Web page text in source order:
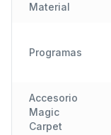
Material
Programas
Accesorio
Magic
Carpet